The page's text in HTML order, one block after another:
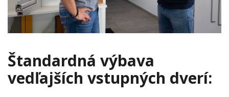
Štandardná výbava
vedľajších vstupných dverí: